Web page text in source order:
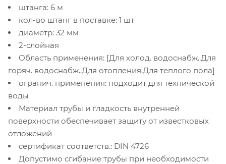
штанга: 6 м
кол-во штанг в поставке: 1 шт
диаметр: 32 мм
2-слойная
Область применения: [Для холод. водоснабж.,Для
горяч. водоснабж.,Для отопления,Для теплого пола]
огранич. применения: подходит для технической
воды
Материал трубы и гладкость внутренней
поверхности обеспечивает защиту от известковых
отложений
сертификат соответств.: DIN 4726
Допустимо сгибание трубы при необходимости